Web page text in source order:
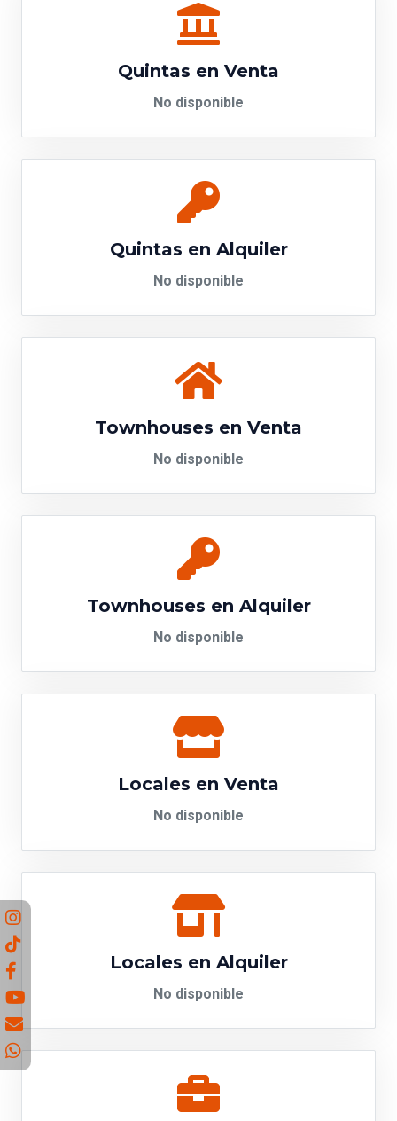
Quintas en Venta
No disponible
Quintas en Alquiler
No disponible
Townhouses en Venta
No disponible
Townhouses en Alquiler
No disponible
Locales en Venta
No disponible
Locales en Alquiler
No disponible